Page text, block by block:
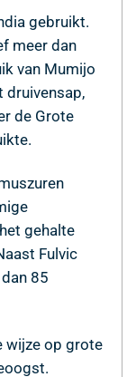
gebruikt.
meer dan
van Mumijo
druivensap,
de Grote
gehalte
Fulvic
85
wijze op grote